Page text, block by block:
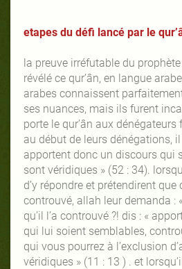
etapes du défi lancé par le
la preuve irréfutable du
révélé ce qur’ân, en langue
arabes connaissent
ses nuances, mais ils furent
porte le qur’ân aux dénégateurs
au début de leurs dénégations,
apportent donc un discours qui
sont véridiques » (52 : 34).
d’y répondre et prétendirent que
controuvé, allah leur demanda :
qu’il l’a controuvé ?! dis : «
qui lui soient semblables,
qui vous pourrez à l’exclusion
véridiques » (11 : 13 ) . et